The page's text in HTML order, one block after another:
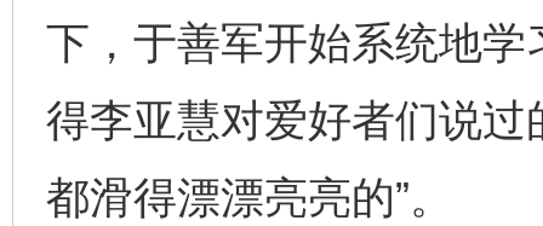
下，于善军开始系统地
得李亚慧对爱好者们说
都滑得漂漂亮亮的”。